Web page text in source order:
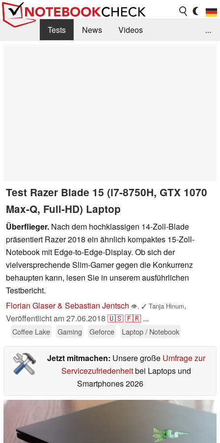
Tests News
Videos
...
Test Razer Blade 15 (i7-8750H, GTX 1070
Max-Q, Full-HD) Laptop
Überflieger. Nach dem hochklassigen 14-Zoll-Blade
präsentiert Razer 2018 ein ähnlich kompaktes 15-Zoll-
Notebook mit Edge-to-Edge-Display. Ob sich der
vielversprechende Slim-Gamer gegen die Konkurrenz
behaupten kann, lesen Sie in unserem ausführlichen
Testbericht.
Florian Glaser & Sebastian Jentsch 👁, ✓ Tanja Hinum,
Veröffentlicht am27.06.2018 🇺🇸🇫🇷 ...
Coffee Lake Gaming Geforce Laptop / Notebook
Jetzt mitmachen: Unsere große Umfrage zur
Servicezufriedenheitbei Laptops und
Smartphones 2026